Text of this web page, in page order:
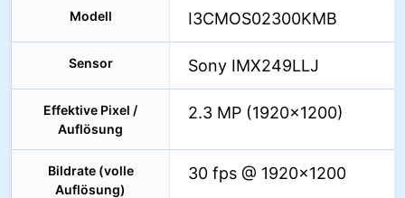
Modell I3CMOS02300KMB
Sensor Sony IMX249LLJ
Effektive Pixel /
Auflösung
2.3 MP (1920×1200)
Bildrate (volle
Auflösung)
30 fps @ 1920×1200